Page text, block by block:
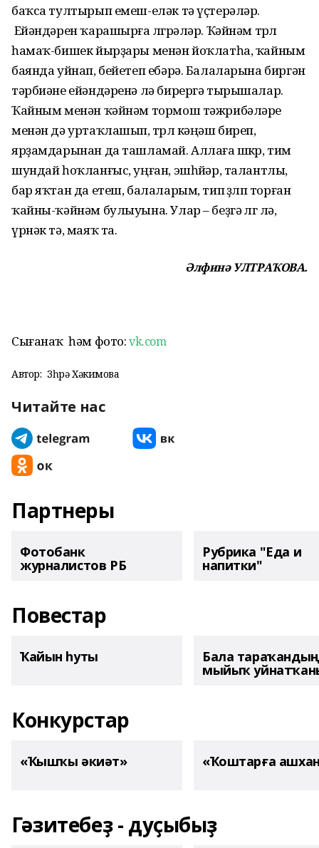
баҡса тултырып емеш-еләк тә үҫтерәләр.
Ейәндәрен ҡарашырға өлгөрәләр. Ҡәйнәм төрлө
һамаҡ-бишек йырҙары менән йоҡлатһа, ҡайным
баянда уйнап, бейетеп ебәрә. Балаларына биргән
тәрбиәне ейәндәренә лә бирергә тырышалар.
Ҡайным менән ҡәйнәм тормош тәжрибәләре
менән дә уртаҡлашып, төрлө кәңәш биреп,
ярҙамдарынан да ташламай. Аллаға шөкөр, тим
шундай һоҡланғыс, уңған, эшһөйәр, талантлы,
бар яҡтан да етеш, балаларым, тип өҙөлөп торған
ҡайны-ҡәйнәм булыуына. Улар – беҙгә өлгө лә,
үрнәк тә, маяҡ та.
Әлфинә УЛТРАҠОВА.
Сығанаҡ һәм фото:vk.com
Автор: Зөһрә Хәкимова
Читайте нас
Партнеры
Фотобанк
журналистов РБ
Рубрика "Еда и
напитки"
Повестар
Ҡайын һуты Бала тараҡандың
мыйыҡ
Конкурстар
«Ҡышҡы әкиәт» «Ҡоштарға
Гәзитебеҙ - дуҫыбыҙ